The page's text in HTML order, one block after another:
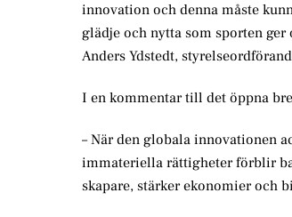
innovation och denna måste
glädje och nytta som sporten
Anders Ydstedt,
I en kommentar till det öppna
– När den globala innovationen
immateriella rättigheter förblir
skapare, stärker ekonomier och